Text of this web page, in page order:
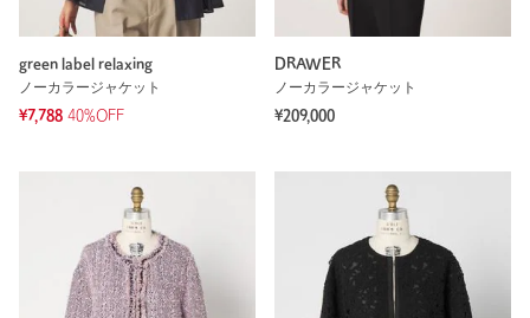
green label relaxing
ノーカラージャケット
¥7,788 40%OFF
DRAWER
ノーカラージャケット
¥209,000